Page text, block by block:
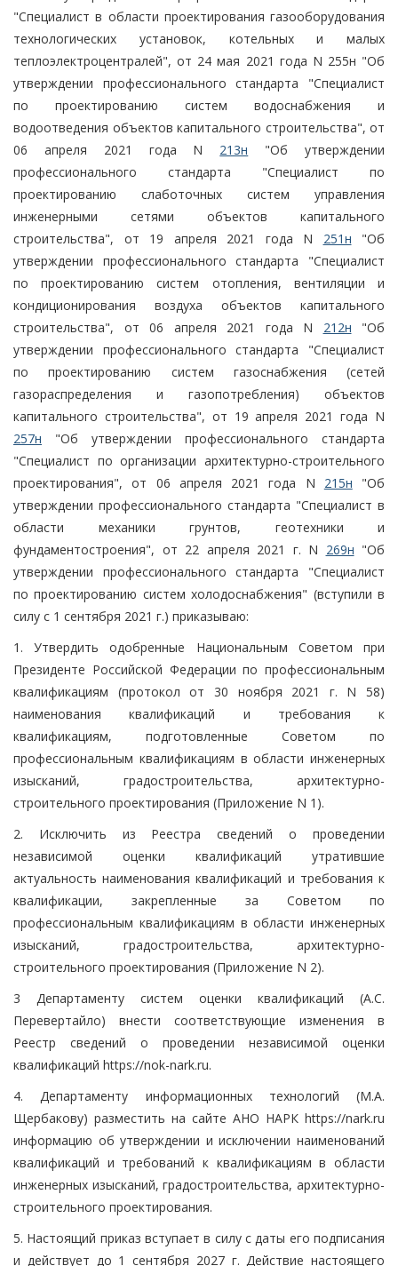
"Специалист в области проектирования газооборудования
технологических установок, котельных и малых
теплоэлектроцентралей", от 24 мая 2021 года N 255н "Об
утверждении профессионального стандарта "Специалист
по проектированию систем водоснабжения и
водоотведения объектов капитального строительства", от
06 апреля 2021 года N 213н "Об утверждении
профессионального стандарта "Специалист по
проектированию слаботочных систем управления
инженерными сетями объектов капитального
строительства", от 19 апреля 2021 года N 251н "Об
утверждении профессионального стандарта "Специалист
по проектированию систем отопления, вентиляции и
кондиционирования воздуха объектов капитального
строительства", от 06 апреля 2021 года N 212н "Об
утверждении профессионального стандарта "Специалист
по проектированию систем газоснабжения (сетей
газораспределения и газопотребления) объектов
капитального строительства", от 19 апреля 2021 года N
257н "Об утверждении профессионального стандарта
"Специалист по организации архитектурно-строительного
проектирования", от 06 апреля 2021 года N 215н "Об
утверждении профессионального стандарта "Специалист в
области механики грунтов, геотехники и
фундаментостроения", от 22 апреля 2021 г. N 269н "Об
утверждении профессионального стандарта "Специалист
по проектированию систем холодоснабжения" (вступили в
силу с 1 сентября 2021 г.) приказываю:
1. Утвердить одобренные Национальным Советом при
Президенте Российской Федерации по профессиональным
квалификациям (протокол от 30 ноября 2021 г. N 58)
наименования квалификаций и требования к
квалификациям, подготовленные Советом по
профессиональным квалификациям в области инженерных
изысканий, градостроительства, архитектурно-
строительного проектирования (Приложение N 1).
2. Исключить из Реестра сведений о проведении
независимой оценки квалификаций утратившие
актуальность наименования квалификаций и требования к
квалификации, закрепленные за Советом по
профессиональным квалификациям в области инженерных
изысканий, градостроительства, архитектурно-
строительного проектирования (Приложение N 2).
3 Департаменту систем оценки квалификаций (А.С.
Перевертайло) внести соответствующие изменения в
Реестр сведений о проведении независимой оценки
квалификаций https://nok-nark.ru.
4. Департаменту информационных технологий (М.А.
Щербакову) разместить на сайте АНО НАРК https://nark.ru
информацию об утверждении и исключении наименований
квалификаций и требований к квалификациям в области
инженерных изысканий, градостроительства, архитектурно-
строительного проектирования.
5. Настоящий приказ вступает в силу с даты его подписания
и действует до 1 сентября 2027 г. Действие настоящего